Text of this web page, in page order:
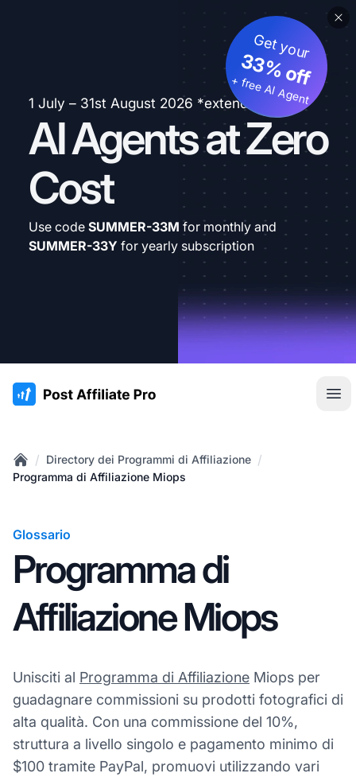
1 July – 31st August 2026 *extended
AI Agents at Zero
Cost
Get your
33% off
+ free AI Agent
Use code SUMMER-33M for monthly and
SUMMER-33Y for yearly subscription
:site.title
Home
/ Directory dei Programmi di Affiliazione /
Programma di Affiliazione Miops
Glossario
Programma di
Affiliazione Miops
Unisciti al Programma di Affiliazione Miops per
guadagnare commissioni su prodotti fotografici di
alta qualità. Con una commissione del 10%,
struttura a livello singolo e pagamento minimo di
$100 tramite PayPal, promuovi utilizzando vari